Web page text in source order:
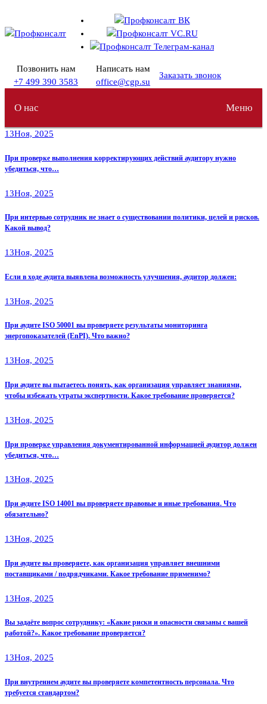
содержимому
Позвонить нам
+7 499 390 3583
Написать нам
office@cgp.su
Заказать звонок
О нас Меню
13Ноя, 2025
При проверке выполнения корректирующих действий аудитору нужно
убедиться, что…
13Ноя, 2025
При интервью сотрудник не знает о существовании политики, целей и рисков.
Какой вывод?
13Ноя, 2025
Если в ходе аудита выявлена возможность улучшения, аудитор должен:
13Ноя, 2025
При аудите ISO 50001 вы проверяете результаты мониторинга
энергопоказателей (EnPI). Что важно?
13Ноя, 2025
При аудите вы пытаетесь понять, как организация управляет знаниями,
чтобы избежать утраты экспертности. Какое требование проверяется?
13Ноя, 2025
При проверке управления документированной информацией аудитор должен
убедиться, что…
13Ноя, 2025
При аудите ISO 14001 вы проверяете правовые и иные требования. Что
обязательно?
13Ноя, 2025
При аудите вы проверяете, как организация управляет внешними
поставщиками / подрядчиками. Какое требование применимо?
13Ноя, 2025
Вы задаёте вопрос сотруднику: «Какие риски и опасности связаны с вашей
работой?». Какое требование проверяется?
13Ноя, 2025
При внутреннем аудите вы проверяете компетентность персонала. Что
требуется стандартом?